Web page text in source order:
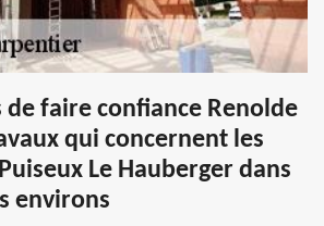
de faire confiance Renolde
qui concernent les
Le Hauberger dans
environs